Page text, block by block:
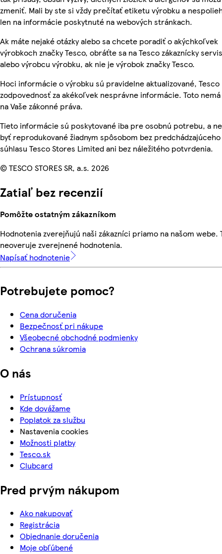
zmeniť. Mali by ste si vždy prečítať etiketu výrobku a
len na informácie poskytnuté na webových stránkach.
Ak máte nejaké otázky alebo sa chcete poradiť o akýchkoľvek
výrobkoch značky Tesco, obráťte sa na Tesco zákaznícky
alebo výrobcu výrobku, ak nie je výrobok značky Tesco.
Hoci informácie o výrobku sú pravidelne aktualizované, Tesco
zodpovednosť za akékoľvek nesprávne informácie. Toto
na Vaše zákonné práva.
Tieto informácie sú poskytované iba pre osobnú potrebu, a
byť reprodukované žiadnym spôsobom bez predchádzajúceho
súhlasu Tesco Stores Limited ani bez náležitého potvrdenia.
© TESCO STORES SR, a.s. 2026
Zatiaľ bez recenzií
Pomôžte ostatným zákazníkom
Hodnotenia zverejňujú naši zákazníci priamo na našom webe.
neoveruje zverejnené hodnotenia.
Napísať hodnotenie
Potrebujete pomoc?
Cena doručenia
Bezpečnosť pri nákupe
Všeobecné obchodné podmienky
Ochrana súkromia
O nás
Prístupnosť
Kde dovážame
Poplatok za službu
Nastavenia cookies
Možnosti platby
Tesco.sk
Clubcard
Pred prvým nákupom
Ako nakupovať
Registrácia
Objednanie doručenia
Moje obľúbené